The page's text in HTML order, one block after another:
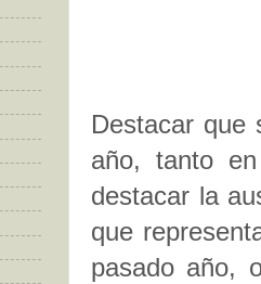
Destacar que
año, tanto
destacar la
que
pasado año,